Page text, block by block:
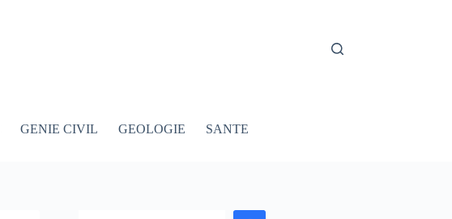
GENIE CIVIL GEOLOGIE SANTE